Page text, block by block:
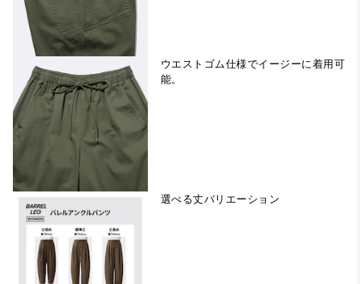
ウエストゴム仕様でイージーに着用可
能。
選べる丈バリエーション